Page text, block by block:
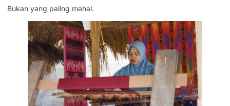
Bukan yang paling mahal.